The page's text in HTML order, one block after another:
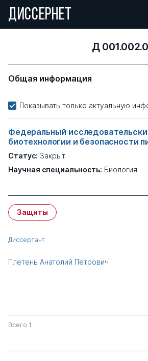
ДИССЕРНЕТ
Д
Общая информация
Показывать только актуальную
Федеральный
биотехнологии и безопасности
Статус: Закрыт
Научная специальность: Биология
Защиты
Диссертант
Плетень Анатолий Петрович
Всего 1